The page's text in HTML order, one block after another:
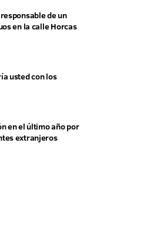
de un
en la calle Horcas
usted con los
en el último año por
extranjeros